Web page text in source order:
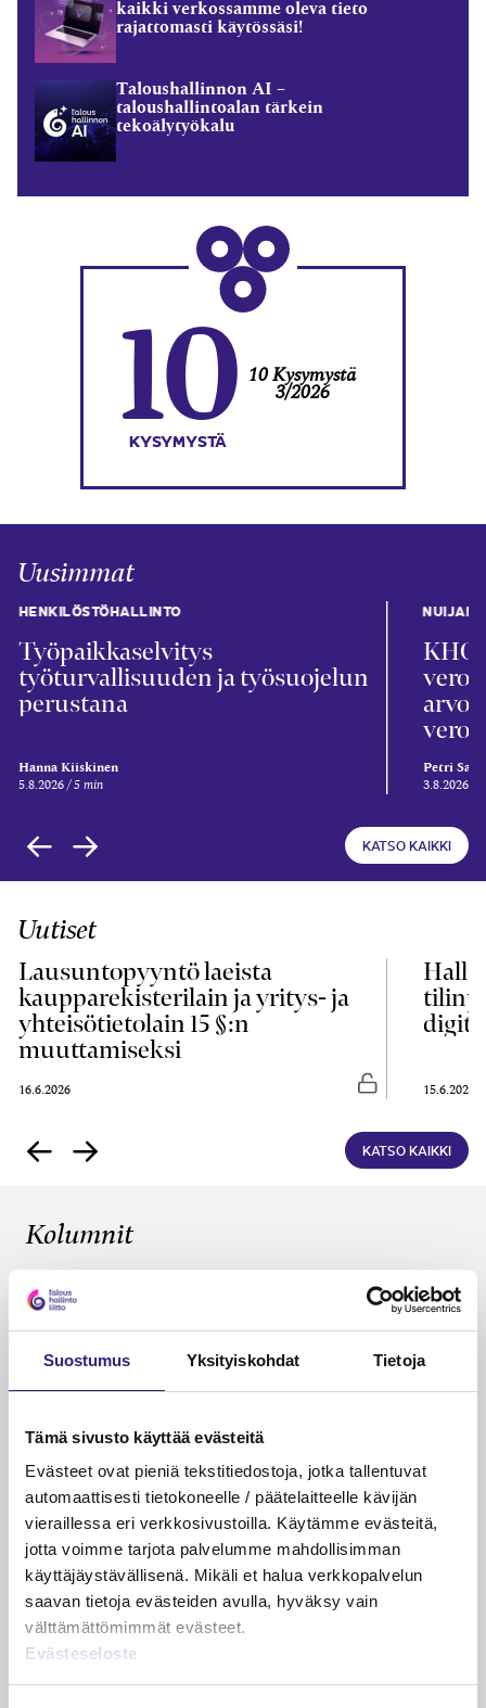
Suostumus Yksityiskohdat Tietoja
Tämä sivusto käyttää evästeitä
Evästeet ovat pieniä tekstitiedostoja, jotka tallentuvat
automaattisesti tietokoneelle / päätelaitteelle kävijän
vieraillessa eri verkkosivustoilla. Käytämme evästeitä,
jotta voimme tarjota palvelumme mahdollisimman
käyttäjäystävällisenä. Mikäli et halua verkkopalvelun
saavan tietoja evästeiden avulla, hyväksy vain
välttämättömimmät evästeet.
Evästeseloste
kaikki verkossamme oleva tieto
rajattomasti käytössäsi!
Taloushallinnon AI –
taloushallintoalan tärkein
tekoälytyökalu
10
KYSYMYSTÄ
10 Kysymystä
3/2026
Uusimmat
KATSO KAIKKI
HENKILÖSTÖHALLINTO
Työpaikkaselvitys
työturvallisuuden ja työsuojelun
perustana
Hanna Kiiskinen
5.8.2026 5 min
NUIJAN
KHO
Petri
3.8.2026
Uutiset
KATSO KAIKKI
Lausuntopyyntö laeista
kaupparekisterilain ja yritys- ja
yhteisötietolain 15 §:n
muuttamiseksi
16.6.2026
Vapaasti
15.6.2026
Kolumnit
KÄDET SAVESSA
Tilitoimistot omistajanvaihdosten
ytimessä
Honkala, Mari Viertola
Suurin riski ei ole enää virhe
kirjanpidossa
19.5.2026 1 min
KÄDET SAVESSA
Raportointi – aliarvostettu supervoima